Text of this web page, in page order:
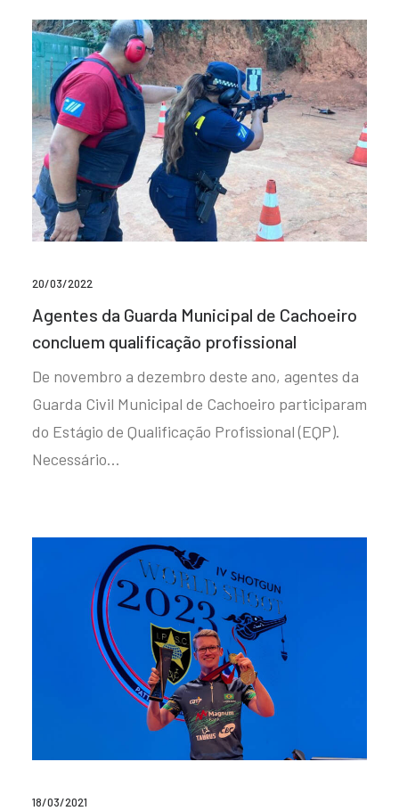
20/03/2022
Agentes da Guarda Municipal de Cachoeiro
concluem qualificação profissional
De novembro a dezembro deste ano, agentes da
Guarda Civil Municipal de Cachoeiro participaram
do Estágio de Qualificação Profissional (EQP).
Necessário…
18/03/2021